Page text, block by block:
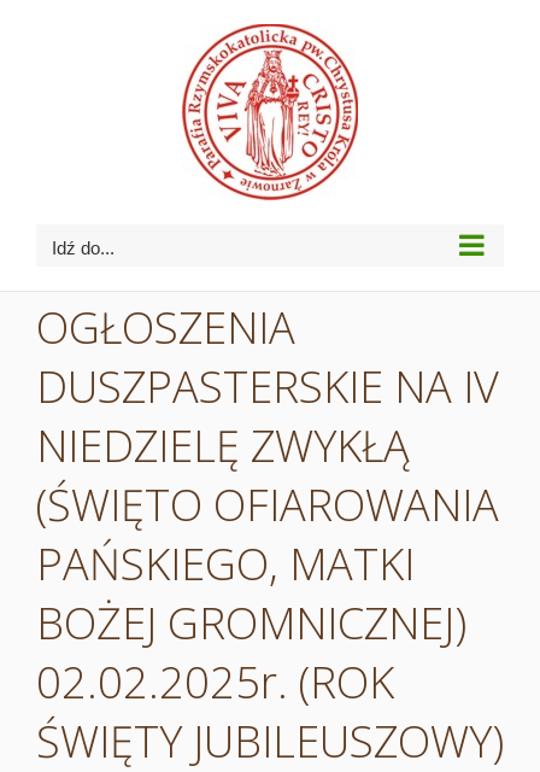
Idź do...
OGŁOSZENIA
DUSZPASTERSKIE NA IV
NIEDZIELĘ ZWYKŁĄ
(ŚWIĘTO OFIAROWANIA
PAŃSKIEGO, MATKI
BOŻEJ GROMNICZNEJ)
02.02.2025r. (ROK
ŚWIĘTY JUBILEUSZOWY)